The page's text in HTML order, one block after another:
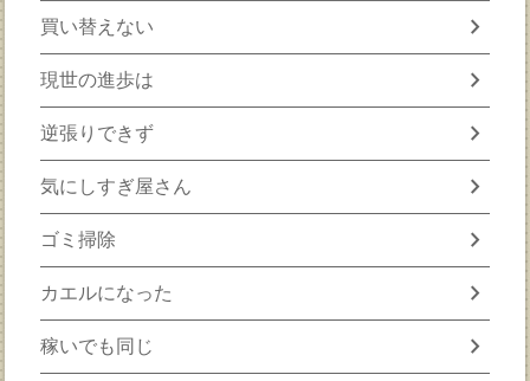
買い替えない chevron_right
現世の進歩は chevron_right
逆張りできず chevron_right
気にしすぎ屋さん chevron_right
ゴミ掃除 chevron_right
カエルになった chevron_right
稼いでも同じ chevron_right